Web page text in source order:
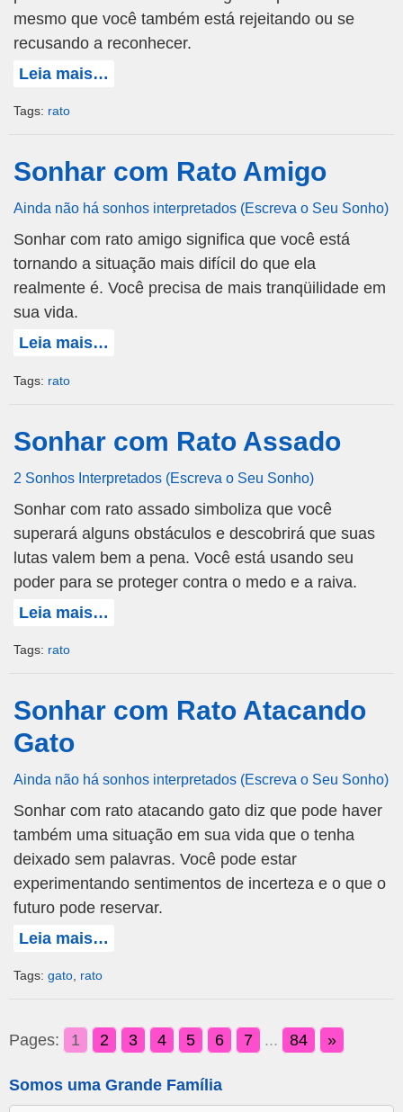
mesmo que você também está rejeitando ou se
recusando a reconhecer.
Leia mais…
Tags: rato
Sonhar com Rato Amigo
Ainda não há sonhos interpretados (Escreva o Seu Sonho)
Sonhar com rato amigo significa que você está
tornando a situação mais difícil do que ela
realmente é. Você precisa de mais tranqüilidade em
sua vida.
Leia mais…
Tags: rato
Sonhar com Rato Assado
2 Sonhos Interpretados (Escreva o Seu Sonho)
Sonhar com rato assado simboliza que você
superará alguns obstáculos e descobrirá que suas
lutas valem bem a pena. Você está usando seu
poder para se proteger contra o medo e a raiva.
Leia mais…
Tags: rato
Sonhar com Rato Atacando
Gato
Ainda não há sonhos interpretados (Escreva o Seu Sonho)
Sonhar com rato atacando gato diz que pode haver
também uma situação em sua vida que o tenha
deixado sem palavras. Você pode estar
experimentando sentimentos de incerteza e o que o
futuro pode reservar.
Leia mais…
Tags: gato rato
Pages: 1 2 3 4 5 6 7 ... 84 »
Somos uma Grande Família